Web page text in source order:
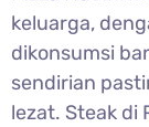
keluarga,
dikonsumsi
sendirian
lezat. Steak di